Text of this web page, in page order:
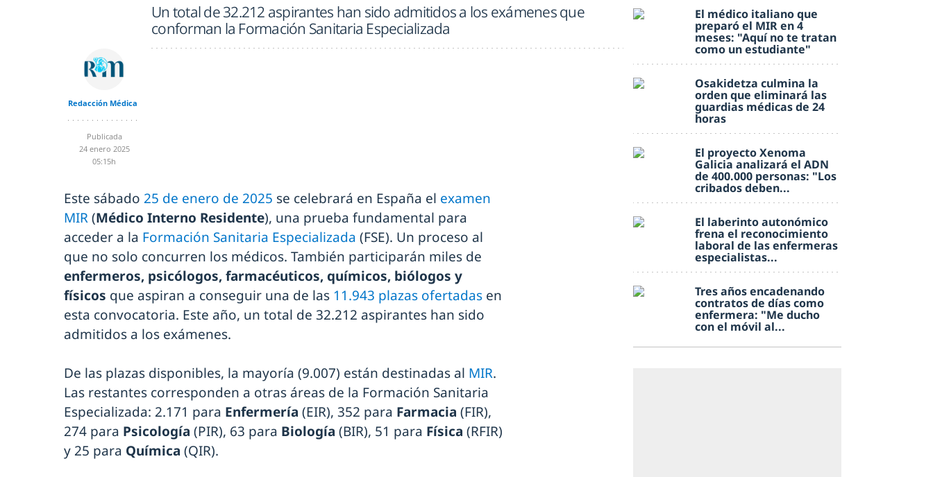
Un total de 32.212 aspirantes han sido admitidos a los exámenes que
conforman la Formación Sanitaria Especializada
Redacción Médica
Publicada
24 enero 2025
05:15h
Este sábado 25 de enero de 2025 se celebrará en España el examen
MIR(Médico Interno Residente), una prueba fundamental para
acceder a la Formación Sanitaria Especializada (FSE). Un proceso al
que no solo concurren los médicos. También participarán miles de
enfermeros, psicólogos, farmacéuticos, químicos, biólogos y
físicos que aspiran a conseguir una de las 11.943 plazas ofertadas en
esta convocatoria. Este año, un total de 32.212 aspirantes han sido
admitidos a los exámenes.
De las plazas disponibles, la mayoría (9.007) están destinadas al MIR.
Las restantes corresponden a otras áreas de la Formación Sanitaria
Especializada: 2.171 para Enfermería (EIR), 352 para Farmacia (FIR),
274 para Psicología (PIR), 63 para Biología (BIR), 51 para Física (RFIR)
y 25 para Química (QIR).
El médico italiano que
preparó el MIR en 4
meses: "Aquí no te tratan
como un estudiante"
Osakidetza culmina la
orden que eliminará las
guardias médicas de 24
horas
El proyecto Xenoma
Galicia analizará el ADN
de 400.000 personas: "Los
cribados deben...
El laberinto autonómico
frena el reconocimiento
laboral de las enfermeras
especialistas...
Tres años encadenando
contratos de días como
enfermera: "Me ducho
con el móvil al...